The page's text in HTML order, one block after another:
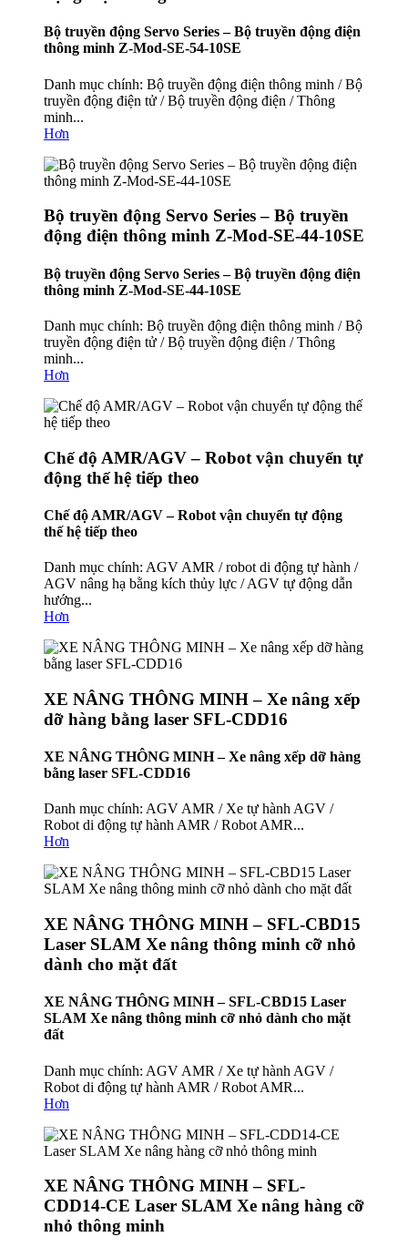
Bộ truyền động Servo Series – Bộ truyền động điện
thông minh Z-Mod-SE-54-10SE
Danh mục chính: Bộ truyền động điện thông minh / Bộ
truyền động điện tử / Bộ truyền động điện / Thông
minh...
Hơn
Bộ truyền động Servo Series – Bộ truyền
động điện thông minh Z-Mod-SE-44-10SE
Bộ truyền động Servo Series – Bộ truyền động điện
thông minh Z-Mod-SE-44-10SE
Danh mục chính: Bộ truyền động điện thông minh / Bộ
truyền động điện tử / Bộ truyền động điện / Thông
minh...
Hơn
Chế độ AMR/AGV – Robot vận chuyển tự
động thế hệ tiếp theo
Chế độ AMR/AGV – Robot vận chuyển tự động
thế hệ tiếp theo
Danh mục chính: AGV AMR / robot di động tự hành /
AGV nâng hạ bằng kích thủy lực / AGV tự động dẫn
hướng...
Hơn
XE NÂNG THÔNG MINH – Xe nâng xếp
dỡ hàng bằng laser SFL-CDD16
XE NÂNG THÔNG MINH – Xe nâng xếp dỡ hàng
bằng laser SFL-CDD16
Danh mục chính: AGV AMR / Xe tự hành AGV /
Robot di động tự hành AMR / Robot AMR...
Hơn
XE NÂNG THÔNG MINH – SFL-CBD15
Laser SLAM Xe nâng thông minh cỡ nhỏ
dành cho mặt đất
XE NÂNG THÔNG MINH – SFL-CBD15 Laser
SLAM Xe nâng thông minh cỡ nhỏ dành cho mặt
đất
Danh mục chính: AGV AMR / Xe tự hành AGV /
Robot di động tự hành AMR / Robot AMR...
Hơn
XE NÂNG THÔNG MINH – SFL-
CDD14-CE Laser SLAM Xe nâng hàng cỡ
nhỏ thông minh